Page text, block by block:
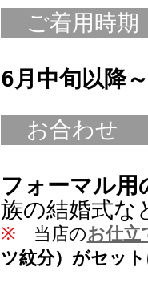
ご着用時期
6月中旬以降
お合わせ
フォーマル用
族の結婚式な
※ 当店のお仕立
ツ紋分）がセッ